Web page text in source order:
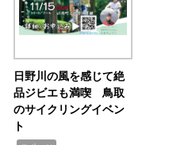
日野川の風を感じて絶
品ジビエも満喫 鳥取
のサイクリングイベン
ト